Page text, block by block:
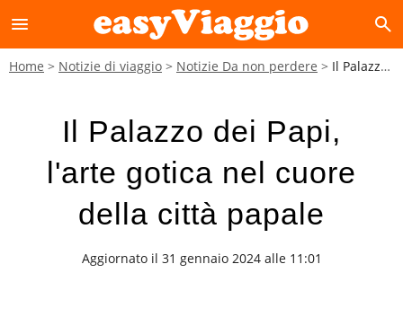
menu search
Home Notizie di viaggio Notizie Da non perdere Il Palazzo dei Papi, l'arte gotica nel cuore della città papale
Il Palazzo dei Papi,
l'arte gotica nel cuore
della città papale
Aggiornato il 31 gennaio 2024 alle 11:01